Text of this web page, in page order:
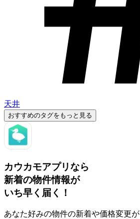
天井
おすすめのタグをもっと見る
カウカモアプリなら
新着の物件情報が
いち早く届く！
あなた好みの物件の新着や価格変更が